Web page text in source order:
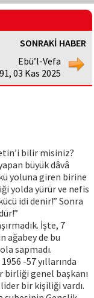
SONRAKİ HABER
Ebü’l-Vefa
03 Kas 2025
bilir misiniz?
büyük dâvâ
yoluna giren birine
yolda yürür ve nefis
idi denir!” Sonra
İşte, 7
ağabey de bu
sapmadı.
-57 yıllarında
birliği genel başkanı
bir kişiliği vardı.